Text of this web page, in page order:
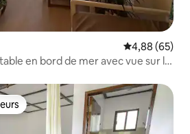
Note
4,88 (65)
en bord de mer avec vue sur le